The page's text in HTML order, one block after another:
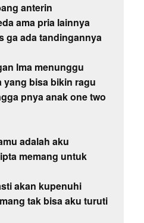
anterin
ama pria lainnya
ga ada tandingannya
lma menunggu
yang bisa bikin ragu
pnya anak one two
adalah aku
memang untuk
akan kupenuhi
tak bisa aku turuti